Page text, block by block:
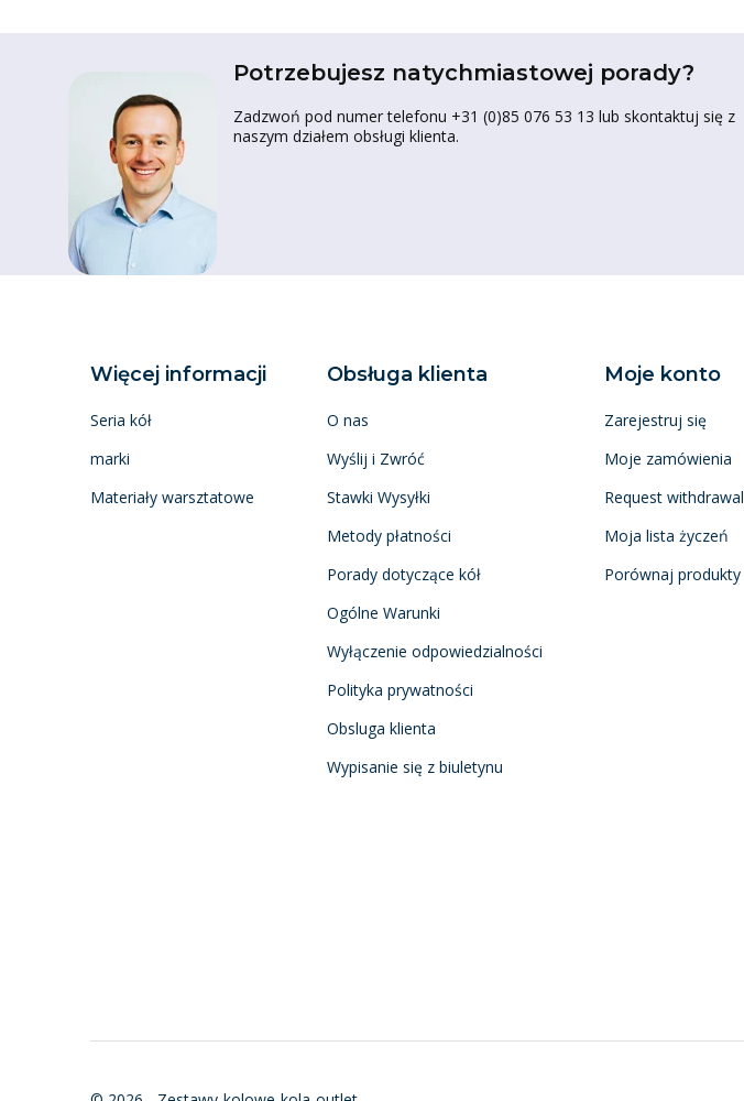
Potrzebujesz natychmiastowej porady?
Zadzwoń pod numer telefonu +31 (0)85 076 53 13 lub skontaktuj się z
naszym działem obsługi klienta.
Więcej informacji
Seria kół
marki
Materiały warsztatowe
Obsługa klienta
O nas
Wyślij i Zwróć
Stawki Wysyłki
Metody płatności
Porady dotyczące kół
Ogólne Warunki
Wyłączenie odpowiedzialności
Polityka prywatności
Obsluga klienta
Wypisanie się z biuletynu
Moje konto
Zarejestruj się
Moje zamówienia
Request withdrawal
Moja lista życzeń
Porównaj produkty